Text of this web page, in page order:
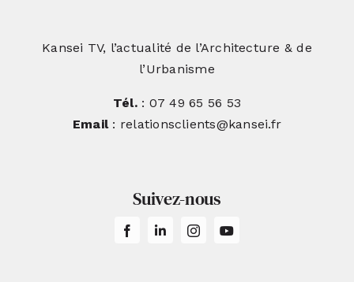
Kansei TV, l’actualité de l’Architecture & de
l’Urbanisme
Tél.: 07 49 65 56 53
Email: relationsclients@kansei.fr
Suivez-nous